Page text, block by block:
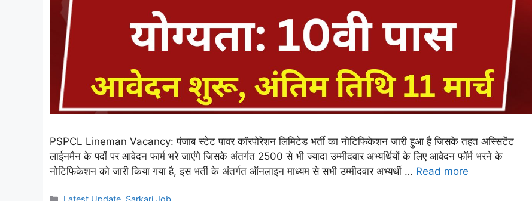
PSPCL Lineman Vacancy: पंजाब स्टेट पावर कॉरपोरेशन लिमिटेड भर्ती का नोटिफिकेशन जारी हुआ है जिसके तहत अस्सिटेंट
लाईनमैन के पदों पर आवेदन फार्म भरे जाएंगे जिसके अंतर्गत 2500 से भी ज्यादा उम्मीदवार अभ्यर्थियों के लिए आवेदन फॉर्म भरने के
नोटिफिकेशन को जारी किया गया है, इस भर्ती के अंतर्गत ऑनलाइन माध्यम से सभी उम्मीदवार अभ्यर्थी … Read more
Categories
Latest Update Sarkari Job